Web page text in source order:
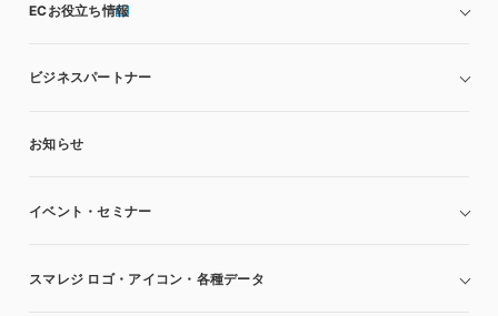
ECお役立ち情報
ビジネスパートナー
お知らせ
イベント・セミナー
スマレジ ロゴ・アイコン・各種データ